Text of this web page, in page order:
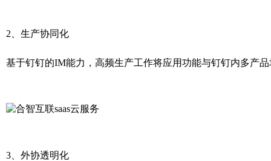
2、生产协同化
基于钉钉的IM能力，高频生产工作将应用功能与钉钉内多产
3、外协透明化